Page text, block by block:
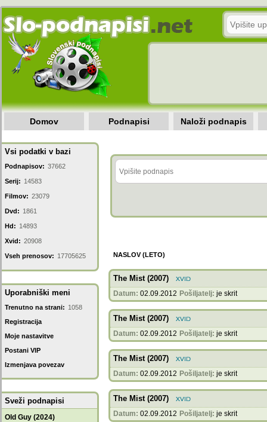
Domov Podnapisi Naloži podnapis
Vsi podatki v bazi
Podnapisov: 37662
Serij: 14583
Filmov: 23079
Dvd: 1861
Hd: 14893
Xvid: 20908
Vseh prenosov: 17705625
Uporabniški meni
Trenutno na strani: 1058
Registracija
Moje nastavitve
Postani VIP
Izmenjava povezav
Sveži podnapisi
Old Guy (2024)
NASLOV (LETO)
The Mist (2007)
Datum: 02.09.2012 Pošiljatelj: je skrit
The Mist (2007)
Datum: 02.09.2012 Pošiljatelj: je skrit
The Mist (2007)
Datum: 02.09.2012 Pošiljatelj: je skrit
The Mist (2007)
Datum: 02.09.2012 Pošiljatelj: je skrit